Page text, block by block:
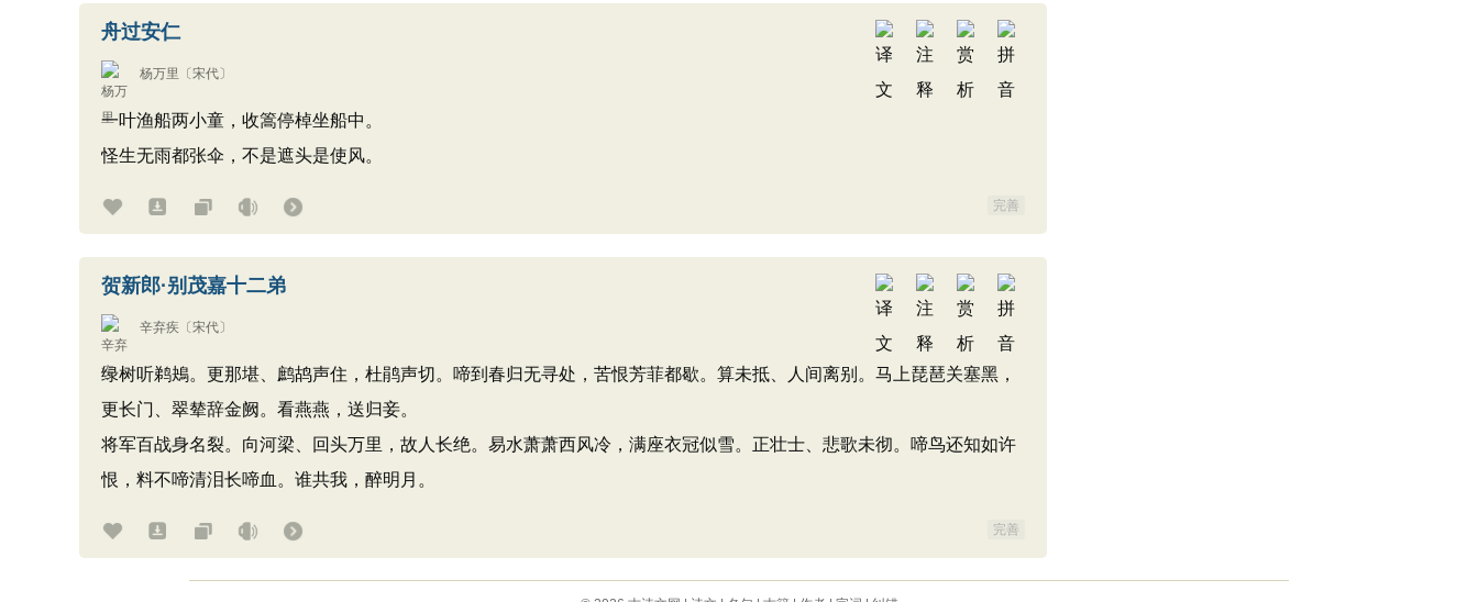
舟过安仁
杨万里 〔宋代〕
一叶渔船两小童，收篙停棹坐船中。
怪生无雨都张伞，不是遮头是使风。
完善
贺新郎·别茂嘉十二弟
辛弃疾 〔宋代〕
绿树听鹈鴂。更那堪、鹧鸪声住，杜鹃声切。啼到春归无寻处，苦恨芳菲都歇。算未抵、人间离别。马上琵琶关塞黑，
更长门、翠辇辞金阙。看燕燕，送归妾。
将军百战身名裂。向河梁、回头万里，故人长绝。易水萧萧西风冷，满座衣冠似雪。正壮士、悲歌未彻。啼鸟还知如许
恨，料不啼清泪长啼血。谁共我，醉明月。
完善